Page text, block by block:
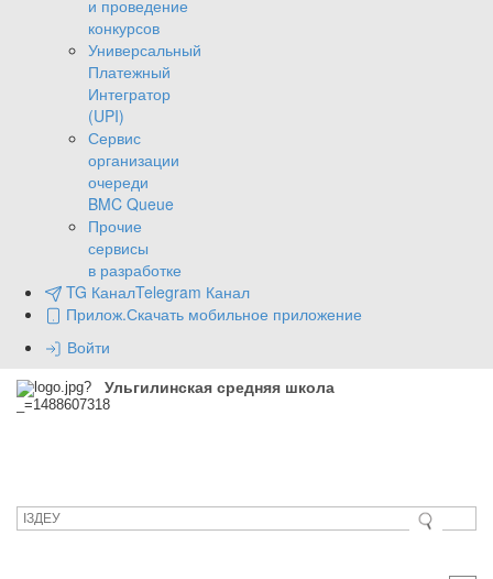
и проведение
конкурсов
Универсальный
Платежный
Интегратор
(UPI)
Сервис
организации
очереди
BMC Queue
Прочие
сервисы
в разработке
TG КаналTelegram Канал
Прилож.Скачать мобильное приложение
Войти
Ульгилинская средняя школа